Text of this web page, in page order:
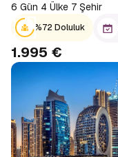
6 Gün 4 Ülke 7 Şehir
%72 Doluluk
1.995 €